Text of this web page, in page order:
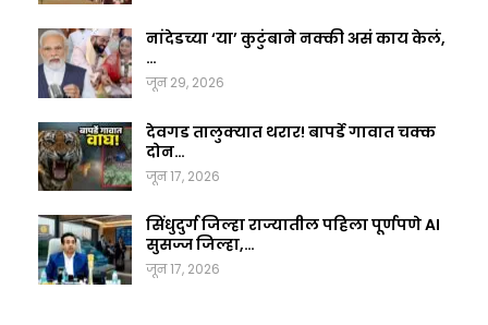
नांदेडच्या ‘या’ कुटुंबाने नक्की असं काय केलं,
…
जून 29, 2026
देवगड तालुक्यात थरार! बापर्डे गावात चक्क
दोन…
जून 17, 2026
सिंधुदुर्ग जिल्हा राज्यातील पहिला पूर्णपणे AI
सुसज्ज जिल्हा,…
जून 17, 2026